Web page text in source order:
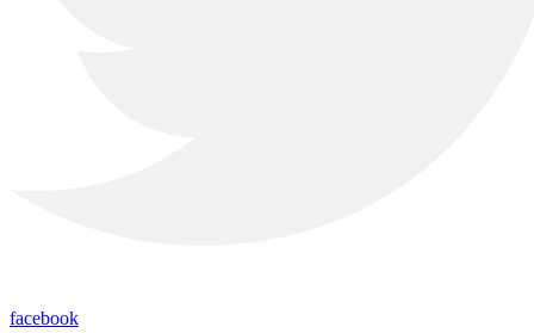
facebook